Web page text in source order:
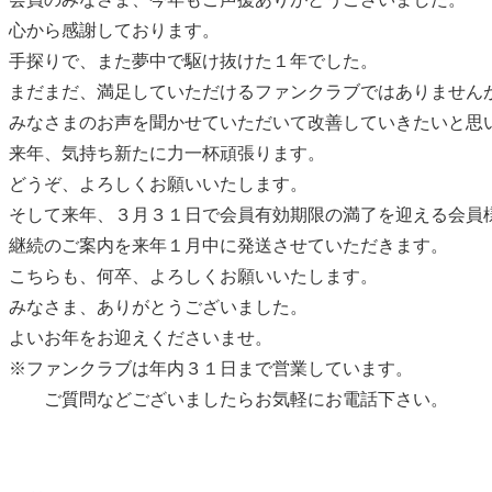
心から感謝しております。
手探りで、また夢中で駆け抜けた１年でした。
まだまだ、満足していただけるファンクラブではありません
みなさまのお声を聞かせていただいて改善していきたいと思
来年、気持ち新たに力一杯頑張ります。
どうぞ、よろしくお願いいたします。
そして来年、３月３１日で会員有効期限の満了を迎える会員
継続のご案内を来年１月中に発送させていただきます。
こちらも、何卒、よろしくお願いいたします。
みなさま、ありがとうございました。
よいお年をお迎えくださいませ。
※ファンクラブは年内３１日まで営業しています。
ご質問などございましたらお気軽にお電話下さい。